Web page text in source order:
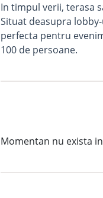
In timpul verii, terasa
Situat deasupra
perfecta pentru
100 de persoane.
Momentan nu exista